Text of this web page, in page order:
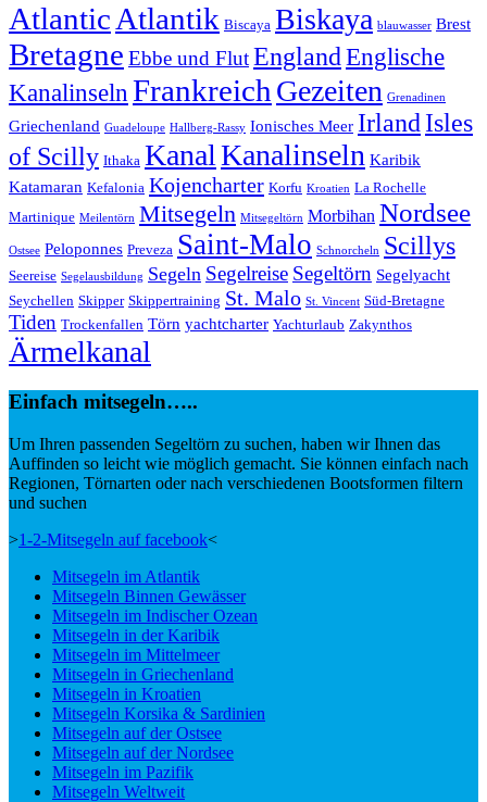
Atlantic Atlantik Biscaya Biskaya blauwasser Brest
Bretagne Ebbe und Flut EnglandEnglische
KanalinselnFrankreich Gezeiten Grenadinen
Griechenland Guadeloupe Hallberg-Rassy Ionisches Meer IrlandIsles
of Scilly Ithaka KanalKanalinseln Karibik
Katamaran Kefalonia Kojencharter Korfu Kroatien La Rochelle
Martinique Meilentörn Mitsegeln Mitsegeltörn Morbihan Nordsee
Ostsee Peloponnes Preveza Saint-Malo Schnorcheln Scillys
Seereise Segelausbildung Segeln Segelreise Segeltörn Segelyacht
Seychellen Skipper Skippertraining St. Malo St. Vincent Süd-Bretagne
Tiden Trockenfallen Törn yachtcharter Yachturlaub Zakynthos
Ärmelkanal
Einfach mitsegeln…..
Um Ihren passenden Segeltörn zu suchen, haben wir Ihnen das
Auffinden so leicht wie möglich gemacht. Sie können einfach nach
Regionen, Törnarten oder nach verschiedenen Bootsformen filtern
und suchen
>1-2-Mitsegeln auf facebook<
Mitsegeln im Atlantik
Mitsegeln Binnen Gewässer
Mitsegeln im Indischer Ozean
Mitsegeln in der Karibik
Mitsegeln im Mittelmeer
Mitsegeln in Griechenland
Mitsegeln in Kroatien
Mitsegeln Korsika & Sardinien
Mitsegeln auf der Ostsee
Mitsegeln auf der Nordsee
Mitsegeln im Pazifik
Mitsegeln Weltweit